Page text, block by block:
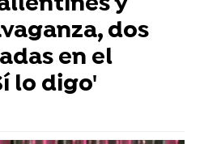
dos
en el
lo digo'